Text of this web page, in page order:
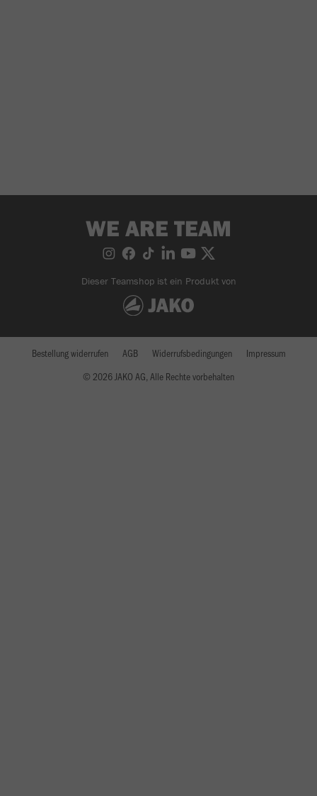
WE ARE TEAM
Dieser Teamshop ist ein Produkt von
© 2026 JAKO AG, Alle Rechte vorbehalten
Bestellung widerrufen AGB Widerrufsbedingungen Impressum